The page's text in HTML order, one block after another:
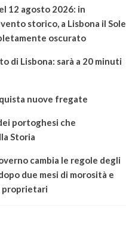
12 agosto 2026: in
storico, a Lisbona il Sole
oscurato
di Lisbona: sarà a 20 minuti
nuove fregate
portoghesi che
Storia
cambia le regole degli
due mesi di morosità e
proprietari